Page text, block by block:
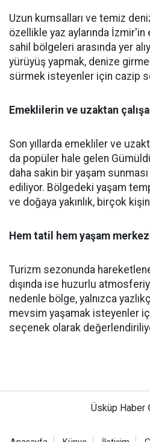
Uzun kumsalları ve temiz
özellikle yaz aylarında
sahil bölgeleri arasında yer
yürüyüş yapmak, denize
sürmek isteyenler için cazip
Emeklilerin ve uzaktan
Son yıllarda emekliler ve
da popüler hale gelen
daha sakin bir yaşam
ediliyor. Bölgedeki yaşam
ve doğaya yakınlık, birçok
Hem tatil hem yaşam
Turizm sezonunda
dışında ise huzurlu
nedenle bölge, yalnızca
mevsim yaşamak isteyenler
seçenek olarak
Üsküp Haber